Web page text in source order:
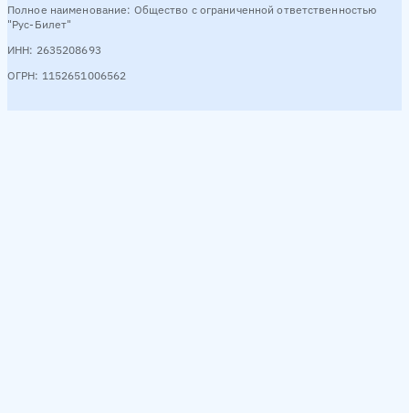
Полное наименование: Общество с ограниченной ответственностью
"Рус-Билет"
ИНН: 2635208693
ОГРН: 1152651006562